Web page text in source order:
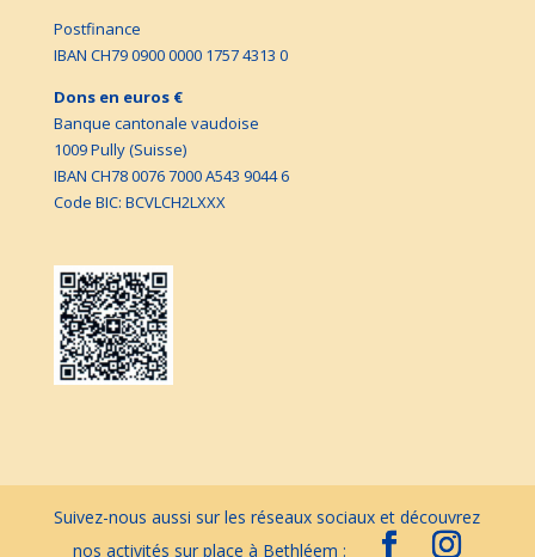
Postfinance
IBAN CH79 0900 0000 1757 4313 0
Dons en euros €
Banque cantonale vaudoise
1009 Pully (Suisse)
IBAN CH78 0076 7000 A543 9044 6
Code BIC: BCVLCH2LXXX